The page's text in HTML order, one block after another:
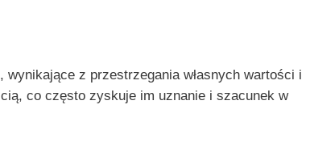
z przestrzegania własnych wartości i
co często zyskuje im uznanie i szacunek w